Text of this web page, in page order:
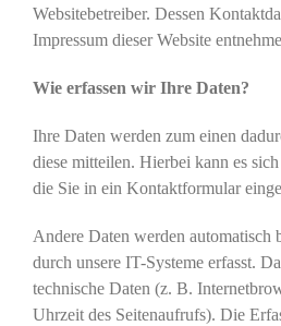
Websitebetreiber. Dessen
Impressum dieser Website
Wie erfassen wir Ihre Daten?
Ihre Daten werden zum einen
diese mitteilen. Hierbei kann es
die Sie in ein Kontaktformular
Andere Daten werden automatisch
durch unsere IT-Systeme erfasst.
technische Daten (z. B.
Uhrzeit des Seitenaufrufs). Die